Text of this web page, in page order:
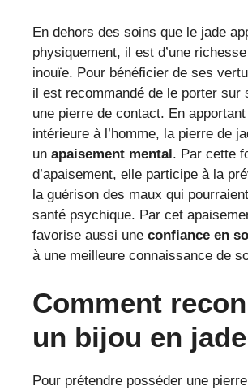
En dehors des soins que le jade
physiquement, il est d’une
inouïe. Pour bénéficier de ses
il est recommandé de le porter sur
une pierre de contact. En
intérieure à l’homme, la pierre de
un apaisement mental. Par cette
d’apaisement, elle participe à la
la guérison des maux qui
santé psychique. Par cet
favorise aussi une confiance en
à une meilleure connaissance de
Comment
un bijou en
Pour prétendre posséder une